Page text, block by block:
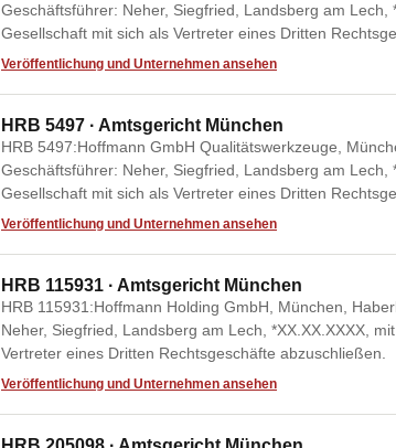
Geschäftsführer: Neher, Siegfried, Landsberg am
Gesellschaft mit sich als Vertreter eines Dritten
Veröffentlichung und Unternehmen ansehen
HRB 5497 · Amtsgericht München
HRB 5497:Hoffmann GmbH Qualitätswerkzeuge,
Geschäftsführer: Neher, Siegfried, Landsberg am
Gesellschaft mit sich als Vertreter eines Dritten
Veröffentlichung und Unternehmen ansehen
HRB 115931 · Amtsgericht München
HRB 115931:Hoffmann Holding GmbH, München,
Neher, Siegfried, Landsberg am Lech, *XX.XX.XXXX,
Vertreter eines Dritten Rechtsgeschäfte abzuschließen.
Veröffentlichung und Unternehmen ansehen